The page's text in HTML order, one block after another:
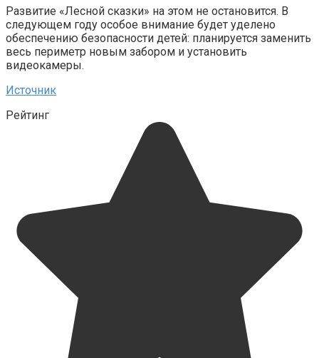
Развитие «Лесной сказки» на этом не остановится. В
следующем году особое внимание будет уделено
обеспечению безопасности детей: планируется заменить
весь периметр новым забором и установить
видеокамеры.
Источник
Рейтинг